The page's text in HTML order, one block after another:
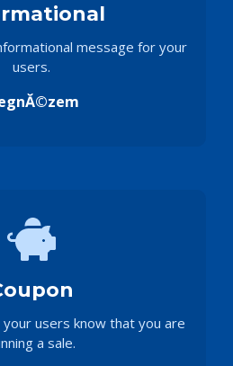
message for your
users.
users know that you are
a sale.